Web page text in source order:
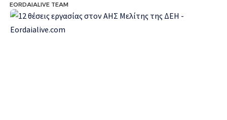
EORDAIALIVE TEAM